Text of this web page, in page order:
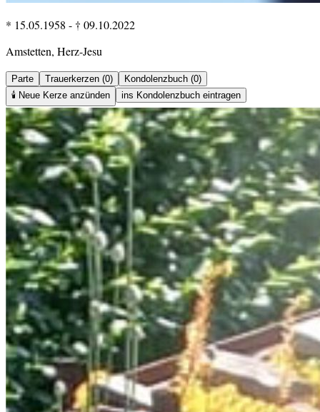
* 15.05.1958 - † 09.10.2022
Amstetten, Herz-Jesu
Parte Trauerkerzen (0)
Kondolenzbuch (0)
🕯️ Neue Kerze anzünden ins Kondolenzbuch eintragen